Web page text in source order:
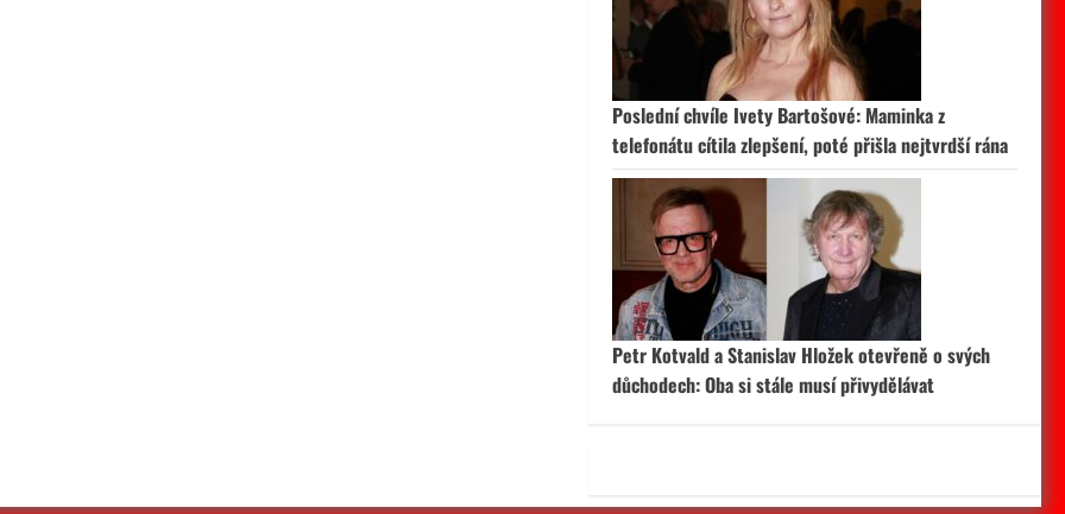
Poslední chvíle Ivety Bartošové: Maminka z
telefonátu cítila zlepšení, poté přišla nejtvrdší rána
Petr Kotvald a Stanislav Hložek otevřeně o svých
důchodech: Oba si stále musí přivydělávat